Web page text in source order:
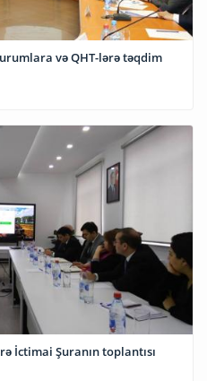
və QHT-lərə təqdim
İctimai Şuranın toplantısı